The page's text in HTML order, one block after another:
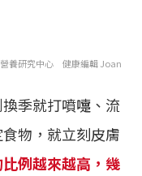
養研究中心 健康編輯 Joan
季就打噴嚏、流
物，就立刻皮膚
例越來越高，幾